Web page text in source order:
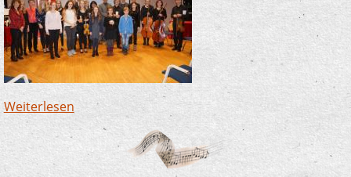
Weiterlesen über Klasse Leistung - toller Klang